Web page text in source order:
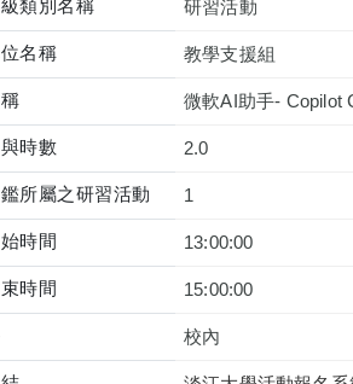
類別名稱 研習活動
名稱 教學支援組
微軟AI助手- Copilot
時數 2.0
所屬之研習活動 1
時間 13:00:00
時間 15:00:00
校內